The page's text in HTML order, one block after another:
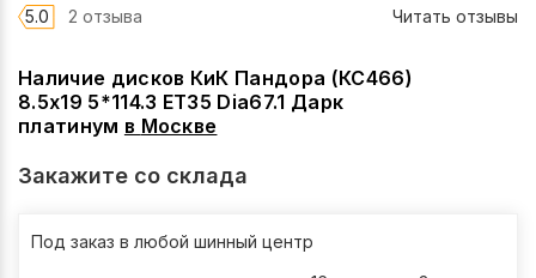
Наличие дисков КиК Пандора (КС466)
8.5x19 5*114.3 ET35 Dia67.1 Дарк
платинум в Москве
Закажите со склада
Под заказ в любой шинный центр
5.0 2 отзыва Читать отзывы